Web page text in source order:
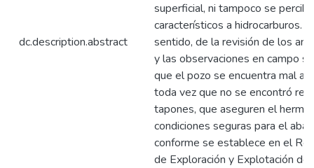
dc.description.abstract
superficial, ni tampoco se
característicos a hidrocarburos.
sentido, de la revisión de los
y las observaciones en campo
que el pozo se encuentra mal
toda vez que no se encontró
tapones, que aseguren el
condiciones seguras para el
conforme se establece en el
de Exploración y Explotación de